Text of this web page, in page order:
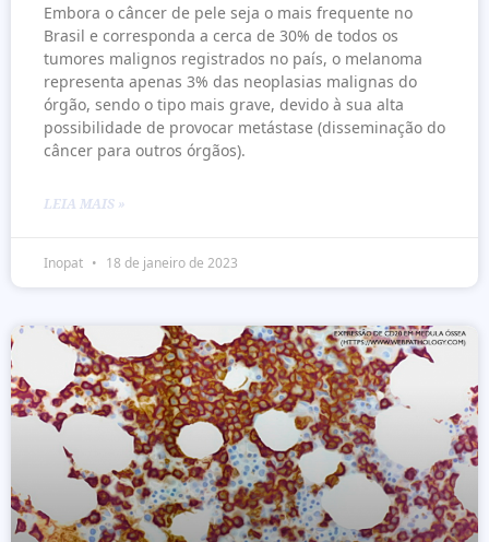
Embora o câncer de pele seja o mais frequente no
Brasil e corresponda a cerca de 30% de todos os
tumores malignos registrados no país, o melanoma
representa apenas 3% das neoplasias malignas do
órgão, sendo o tipo mais grave, devido à sua alta
possibilidade de provocar metástase (disseminação do
câncer para outros órgãos).
LEIA MAIS »
Inopat 18 de janeiro de 2023